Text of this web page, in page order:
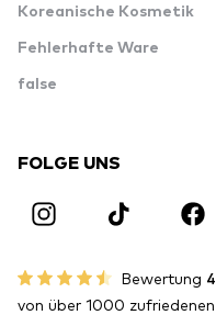
Koreanische Kosmetik
Fehlerhafte Ware
false
FOLGE UNS
Bewertung
von über 1000